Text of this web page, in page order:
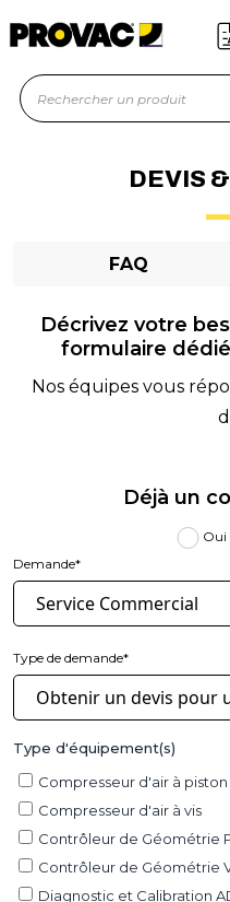
d'un équipement ?
DEVIS
FAQ
Décrivez votre
formulaire
Nos équipes vous
Déjà un
Oui
Demande*
Type de demande*